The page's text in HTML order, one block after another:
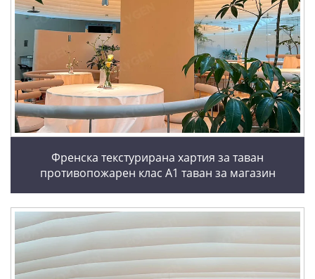
Френска текстурирана хартия за таван
противопожарен клас A1 таван за магазин